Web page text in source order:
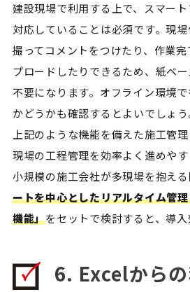
建設現場で利用する上で、スマー
対応していることは必須です。現
撮ってコメントをつけたり、作業
プロードしたりできるため、紙ベ
不要になります。オフライン環境
かどうかも確認するとよいでしょう
上記のような機能を備えた施工管
現場の工程管理を効率よく進めや
小規模の施工会社が多現場を抱える
ートを中心としたリアルタイム管
機能」をセットで検討すると、導入
6. Excelから